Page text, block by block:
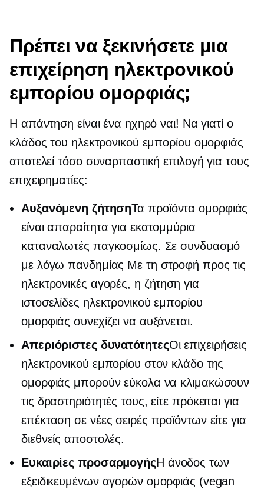
Πρέπει να ξεκινήσετε μια
επιχείρηση ηλεκτρονικού
εμπορίου ομορφιάς;
Η απάντηση είναι ένα ηχηρό ναι! Να γιατί ο
κλάδος του ηλεκτρονικού εμπορίου ομορφιάς
αποτελεί τόσο συναρπαστική επιλογή για τους
επιχειρηματίες:
Αυξανόμενη ζήτησηΤα προϊόντα ομορφιάς
είναι απαραίτητα για εκατομμύρια
καταναλωτές παγκοσμίως. Σε συνδυασμό
με λόγω πανδημίας Με τη στροφή προς τις
ηλεκτρονικές αγορές, η ζήτηση για
ιστοσελίδες ηλεκτρονικού εμπορίου
ομορφιάς συνεχίζει να αυξάνεται.
Απεριόριστες δυνατότητεςΟι επιχειρήσεις
ηλεκτρονικού εμπορίου στον κλάδο της
ομορφιάς μπορούν εύκολα να κλιμακώσουν
τις δραστηριότητές τους, είτε πρόκειται για
επέκταση σε νέες σειρές προϊόντων είτε για
διεθνείς αποστολές.
Ευκαιρίες προσαρμογήςΗ άνοδος των
εξειδικευμένων αγορών ομορφιάς (vegan